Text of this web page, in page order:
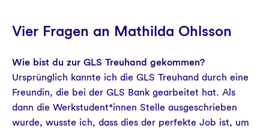
Vier Fragen an Mathilda Ohlsson
Wie bist du zur GLS Treuhand gekommen?
Ursprünglich kannte ich die GLS Treuhand durch eine
Freundin, die bei der GLS Bank gearbeitet hat. Als
dann die Werkstudent*innen Stelle ausgeschrieben
wurde, wusste ich, dass dies der perfekte Job ist, um